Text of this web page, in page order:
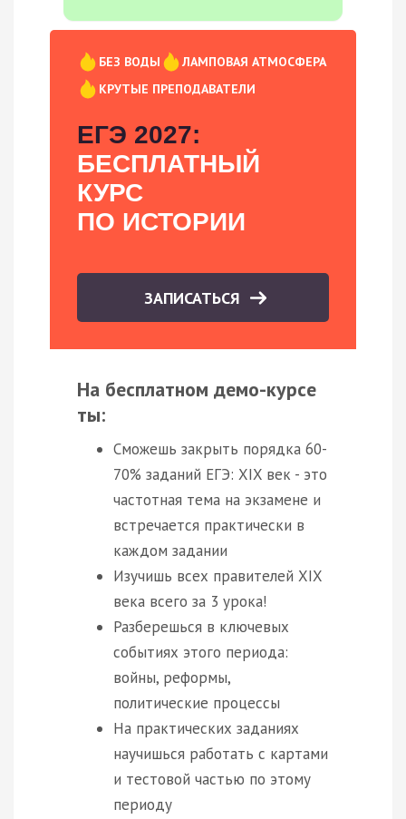
БЕЗ ВОДЫ
ЛАМПОВАЯ АТМОСФЕРА
КРУТЫЕ ПРЕПОДАВАТЕЛИ
ЕГЭ 2027:
БЕСПЛАТНЫЙ
КУРС
ПО ИСТОРИИ
ЗАПИСАТЬСЯ
На бесплатном демо-курсе
ты:
Сможешь закрыть порядка 60-
70% заданий ЕГЭ: XIX век - это
частотная тема на экзамене и
встречается практически в
каждом задании
Изучишь всех правителей XIX
века всего за 3 урока!
Разберешься в ключевых
событиях этого периода:
войны, реформы,
политические процессы
На практических заданиях
научишься работать с картами
и тестовой частью по этому
периоду